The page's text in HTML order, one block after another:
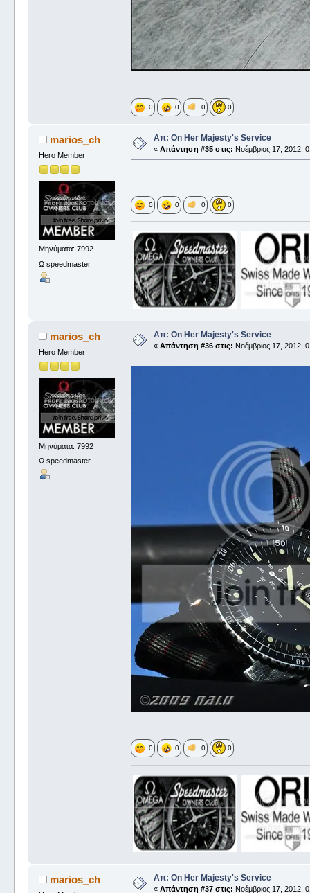
0 0 0 0
marios_ch
Hero Member
Μηνύματα: 7992
Ω speedmaster
Απ: On Her Majesty's Service
« Απάντηση #35 στις: Νοέμβριος 17, 2012,
0 0 0 0
marios_ch
Hero Member
Μηνύματα: 7992
Ω speedmaster
Απ: On Her Majesty's Service
« Απάντηση #36 στις: Νοέμβριος 17, 2012,
0 0 0 0
marios_ch Απ: On Her Majesty's Service
« Απάντηση #37 στις: Νοέμβριος 17, 2012,